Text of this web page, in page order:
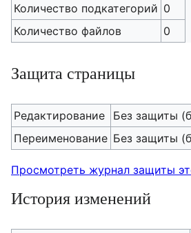
Количество подкатегорий 0
Количество файлов
0
Защита страницы
Редактирование
Без защиты
Переименование Без защиты
Просмотреть журнал защиты
История изменений